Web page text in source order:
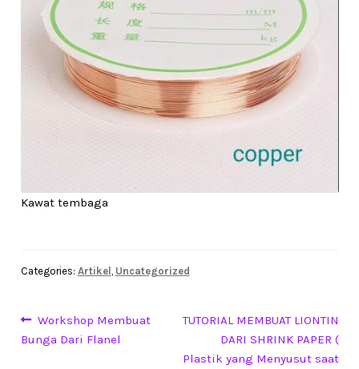
Kawat tembaga
Categories: Artikel Uncategorized
Post
navigation
Previous
post:
Workshop Membuat
Bunga Dari Flanel
Next
TUTORIAL MEMBUAT LIONTIN
DARI SHRINK PAPER (
Plastik yang Menyusut saat